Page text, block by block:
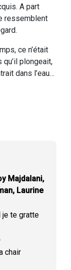
A part
ressemblent
ce n’était
plongeait,
dans l’eau…
Majdalani,
Laurine
je te gratte
chair